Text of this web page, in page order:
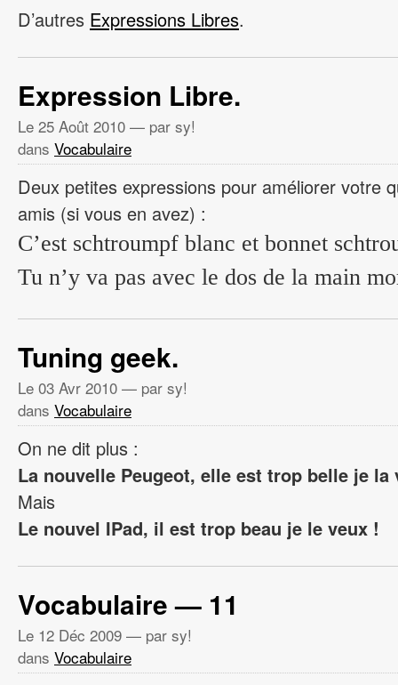
D’autres Expressions Libres.
Expression Libre.
Le 25 Août 2010 — par sy!
dans Vocabulaire
Deux petites expressions pour améliorer votre
amis (si vous en avez) :
C’est schtroumpf blanc et bonnet
Tu n’y va pas avec le dos de la main
Tuning geek.
Le 03 Avr 2010 — par sy!
dans Vocabulaire
On ne dit plus :
La nouvelle Peugeot, elle est trop belle je la
Mais
Le nouvel IPad, il est trop beau je le veux !
Vocabulaire — 11
Le 12 Déc 2009 — par sy!
dans Vocabulaire